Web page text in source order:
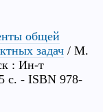
общей
задач / М.
: Ин-т
с. - ISBN 978-